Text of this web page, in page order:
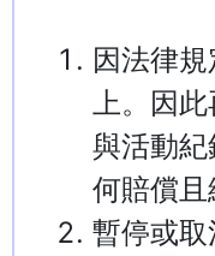
因法律
上。因
與活動
何賠償且
暫停或